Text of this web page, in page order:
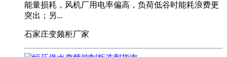
能量损耗，风机厂用电率偏高，负荷低谷时能耗浪费更
突出；另...
石家庄变频柜厂家